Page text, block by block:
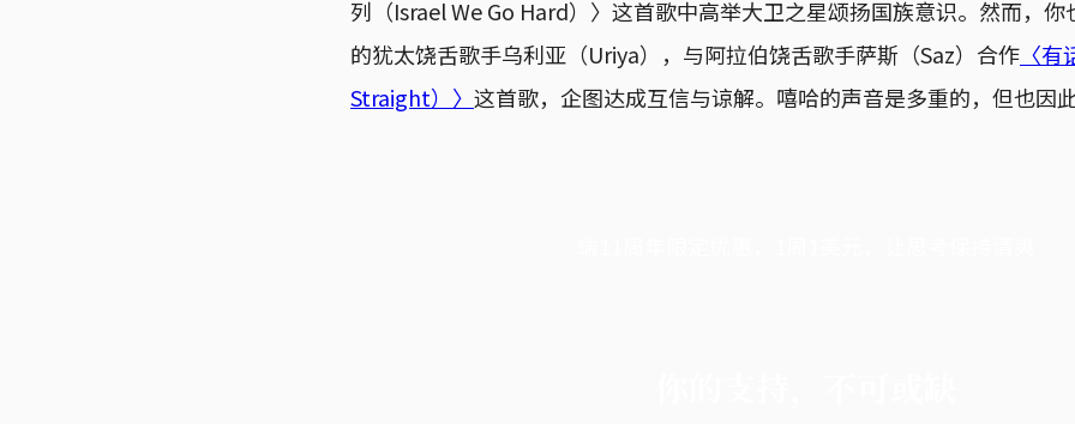
列（Israel We Go Hard）〉这首歌中高举大卫之星颂扬国族意识。然而，
的犹太饶舌歌手乌利亚（Uriya），与阿拉伯饶舌歌手萨斯（Saz）合作 〈
Straight）〉 这首歌，企图达成互信与谅解。嘻哈的声音是多重的，但也因